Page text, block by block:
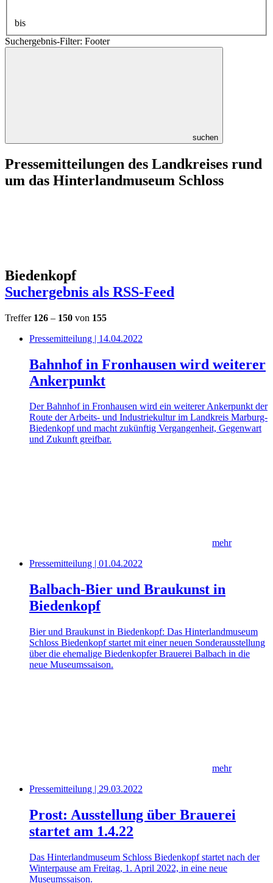
bis
Suchergebnis-Filter: Footer
suchen
Pressemitteilungen des Landkreises rund
um das Hinterlandmuseum Schloss
Biedenkopf
Suchergebnis als RSS-Feed
Treffer 126 – 150 von 155
Pressemitteilung | 14.04.2022
Bahnhof in Fronhausen wird weiterer
Ankerpunkt
Der Bahnhof in Fronhausen wird ein weiterer Ankerpunkt der
Route der Arbeits- und Industriekultur im Landkreis Marburg-
Biedenkopf und macht zukünftig Vergangenheit, Gegenwart
und Zukunft greifbar.
mehr
Pressemitteilung | 01.04.2022
Balbach-Bier und Braukunst in
Biedenkopf
Bier und Braukunst in Biedenkopf: Das Hinterlandmuseum
Schloss Biedenkopf startet mit einer neuen Sonderausstellung
über die ehemalige Biedenkopfer Brauerei Balbach in die
neue Museumssaison.
mehr
Pressemitteilung | 29.03.2022
Prost: Ausstellung über Brauerei
startet am 1.4.22
Das Hinterlandmuseum Schloss Biedenkopf startet nach der
Winterpause am Freitag, 1. April 2022, in eine neue
Museumssaison.